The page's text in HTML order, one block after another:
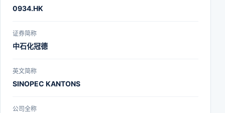
0934.HK
证券简称
中石化冠德
英文简称
SINOPEC KANTONS
公司全称